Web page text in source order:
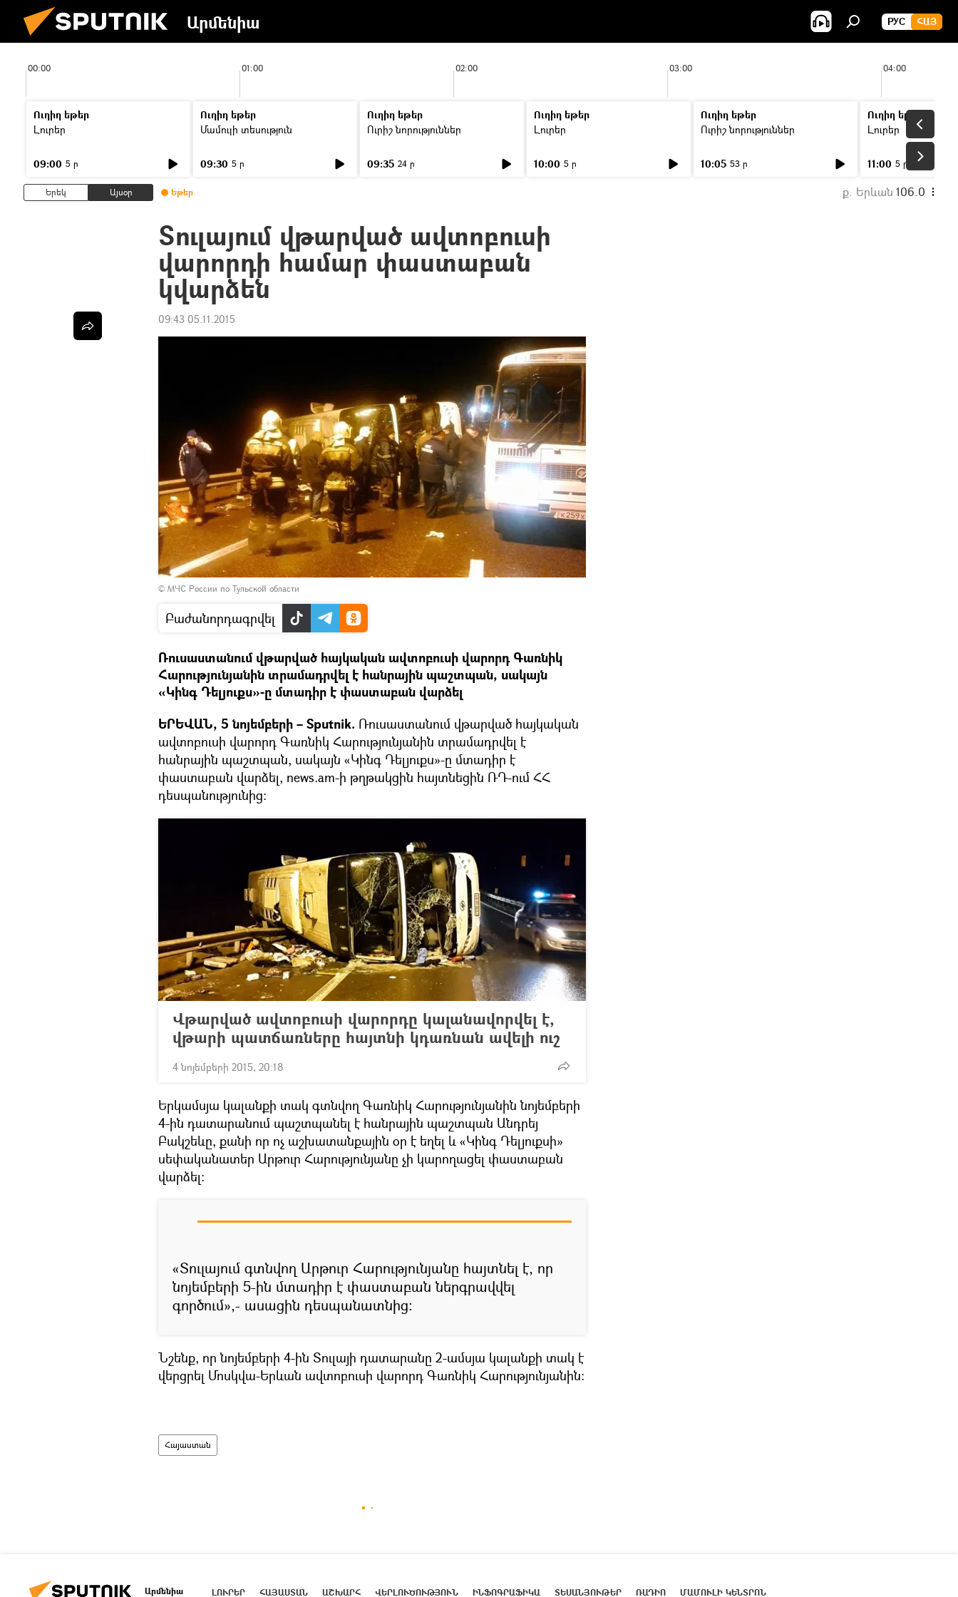
Արմենիա РУС ՀԱՅ
00:00 01:00 02:00 03:00 04:00
Ուղիղ եթեր
Լուրեր
09:00 5 ր
Ուղիղ եթեր
Մամուլի տեսություն
09:30 5 ր
Ուղիղ եթեր
Ուրիշ նորություններ
09:35 24 ր
Ուղիղ եթեր
Լուրեր
10:00 5 ր
Ուղիղ եթեր
Ուրիշ նորություններ
10:05 53 ր
Ուղիղ եթեր
Լուրեր
11:00 5 ր
Երեկ Այսօր Եթեր ք. Երևան 106.0
Տուլայում վթարված ավտոբուսի
վարորդի համար փաստաբան
կվարձեն
09:43 05.11.2015
© МЧС России по Тульской области
Բաժանորդագրվել
Ռուսաստանում վթարված հայկական ավտոբուսի վարորդ Գառնիկ
Հարությունյանին տրամադրվել է հանրային պաշտպան, սակայն
«Կինգ Դելյուքս»-ը մտադիր է փաստաբան վարձել
ԵՐԵՎԱՆ, 5 նոյեմբերի – Sputnik. Ռուսաստանում վթարված հայկական
ավտոբուսի վարորդ Գառնիկ Հարությունյանին տրամադրվել է
հանրային պաշտպան, սակայն «Կինգ Դելյուքս»-ը մտադիր է
փաստաբան վարձել, news.am-ի թղթակցին հայտնեցին ՌԴ-ում ՀՀ
դեսպանությունից:
Վթարված ավտոբուսի վարորդը կալանավորվել է,
վթարի պատճառները հայտնի կդառնան ավելի ուշ
4 նոյեմբերի 2015, 20:18
Երկամսյա կալանքի տակ գտնվող Գառնիկ Հարությունյանին նոյեմբերի
4-ին դատարանում պաշտպանել է հանրային պաշտպան Անդրեյ
Բակշեևը, քանի որ ոչ աշխատանքային օր է եղել և «Կինգ Դելյուքսի»
սեփականատեր Արթուր Հարությունյանը չի կարողացել փաստաբան
վարձել:
«Տուլայում գտնվող Արթուր Հարությունյանը հայտնել է, որ
նոյեմբերի 5-ին մտադիր է փաստաբան ներգրավվել
գործում»,- ասացին դեսպանատնից:
Նշենք, որ նոյեմբերի 4-ին Տուլայի դատարանը 2-ամսյա կալանքի տակ է
վերցրել Մոսկվա-Երևան ավտոբուսի վարորդ Գառնիկ Հարությունյանին:
Հայաստան
Արմենիա ԼՈՒՐԵՐ ՀԱՅԱՍՏԱՆ ԱՇԽԱՐՀ ՎԵՐԼՈՒԾՈՒԹՅՈՒՆ ԻՆՖՈԳՐԱՖԻԿԱ ՏԵՍԱՆՅՈՒԹԵՐ ՌԱԴԻՈ ՄԱՄՈՒԼԻ ԿԵՆՏՐՈՆ